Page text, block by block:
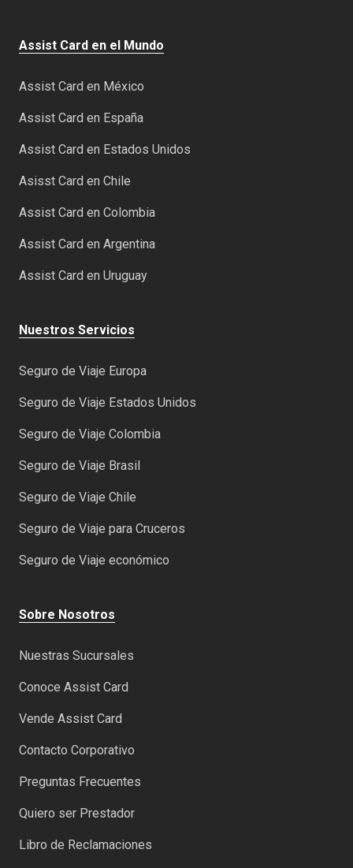
Assist Card en el Mundo
Assist Card en México
Assist Card en España
Assist Card en Estados Unidos
Asisst Card en Chile
Assist Card en Colombia
Assist Card en Argentina
Assist Card en Uruguay
Nuestros Servicios
Seguro de Viaje Europa
Seguro de Viaje Estados Unidos
Seguro de Viaje Colombia
Seguro de Viaje Brasil
Seguro de Viaje Chile
Seguro de Viaje para Cruceros
Seguro de Viaje económico
Sobre Nosotros
Nuestras Sucursales
Conoce Assist Card
Vende Assist Card
Contacto Corporativo
Preguntas Frecuentes
Quiero ser Prestador
Libro de Reclamaciones